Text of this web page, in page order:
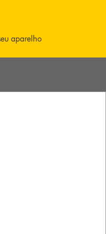
aparelho